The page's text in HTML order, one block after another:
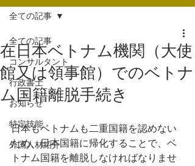
全ての記事
コンサルタント
行政書士
お知らせ
特定技能
外国人材紹介
全ての記事
在日本ベトナム機関（大使
館又は領事館）でのベトナ
ム国籍離脱手続き
日本もベトナムも二重国籍を認めない
ため、日本国籍に帰化することで、ベ
トナム国籍を離脱しなければなりませ